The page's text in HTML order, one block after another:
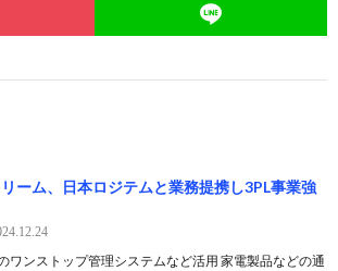
ーム、日本ロジテムと業務提携し3PL事業強
ワンストップ管理システムなど活用 家電製品などの通